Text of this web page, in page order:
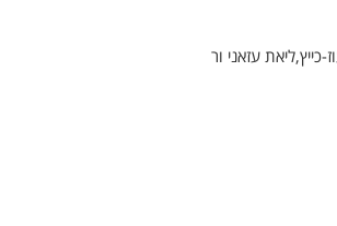
כייץ,ליאת עזאני ור